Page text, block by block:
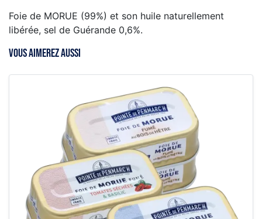
Foie de MORUE (99%) et son huile naturellement
libérée, sel de Guérande 0,6%.
VOUS AIMEREZ AUSSI